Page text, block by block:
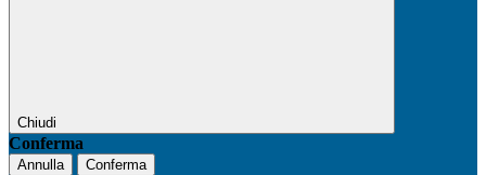
Chiudi
Conferma
Annulla Conferma